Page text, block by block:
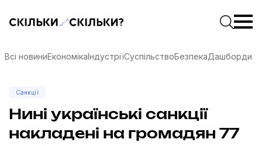
Скільки-скільки? — Медіа про суспільні даніПочати
Всі новиниЕкономікаІндустріїСуспільствоБезпекаДашборди
Санкції
Нині українські санкції
накладені на громадян 77